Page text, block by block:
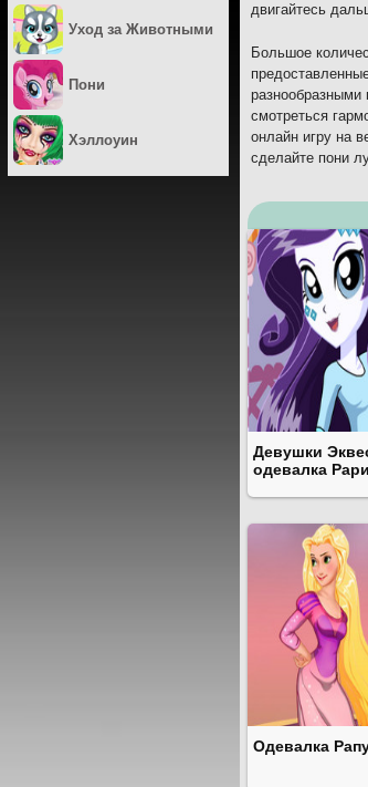
двигайтесь
Большое
смотреться
онлайн игру на
сделайте пони
Девушки
одевалка
Одевалка
Уход за Животными
Пони
Хэллоуин